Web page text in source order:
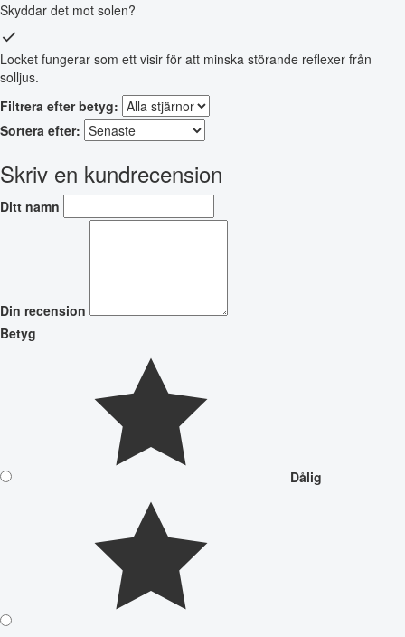
Skyddar det mot solen?
Locket fungerar som ett visir för att minska störande reflexer från
solljus.
Filtrera efter betyg:
Sortera efter:
Skriv en kundrecension
Ditt namn
Din recension
Betyg
Dålig